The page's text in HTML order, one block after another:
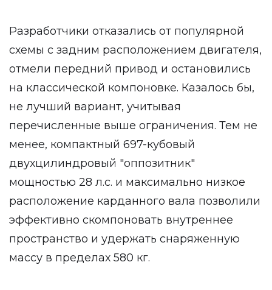
Разработчики отказались от популярной
схемы с задним расположением двигателя,
отмели передний привод и остановились
на классической компоновке. Казалось бы,
не лучший вариант, учитывая
перечисленные выше ограничения. Тем не
менее, компактный 697-кубовый
двухцилиндровый "оппозитник"
мощностью 28 л.с. и максимально низкое
расположение карданного вала позволили
эффективно скомпоновать внутреннее
пространство и удержать снаряженную
массу в пределах 580 кг.